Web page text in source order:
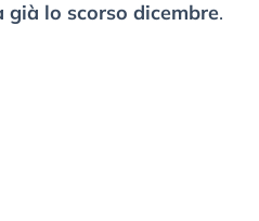
già lo scorso dicembre.